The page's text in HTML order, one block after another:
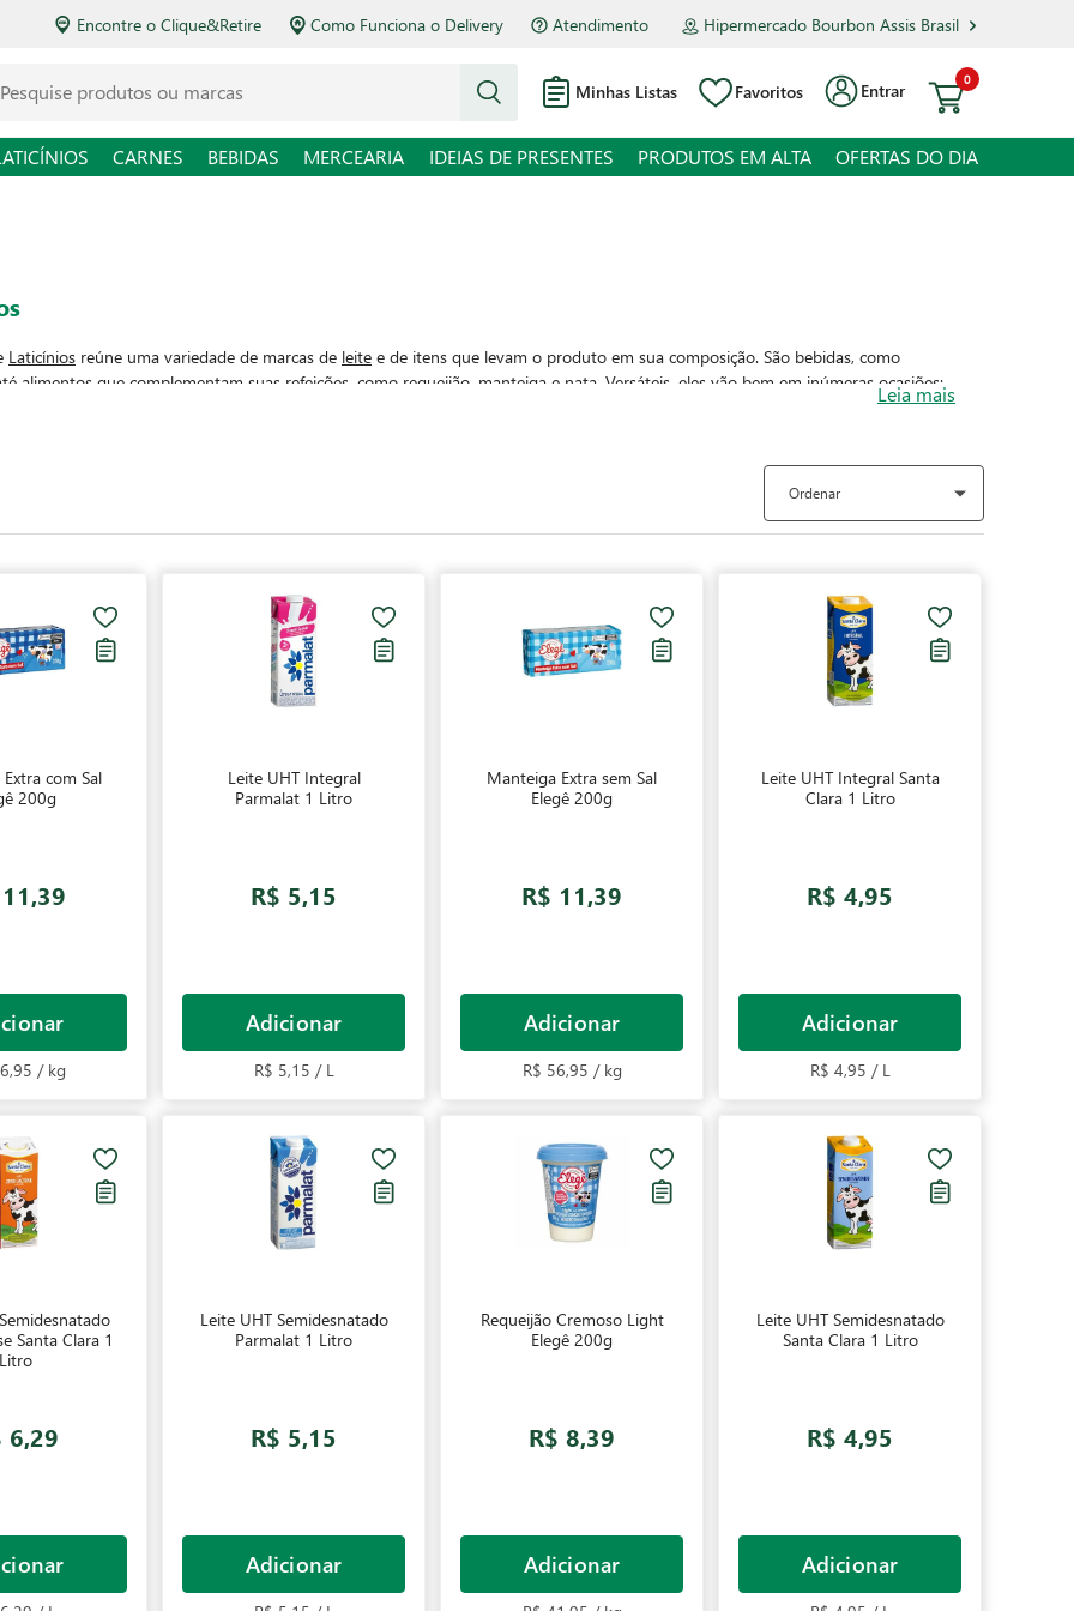
Encontre o Clique&Retire Como Funciona o Delivery Atendimento Hipermercado Bourbon Assis Brasil
Minhas Listas Favoritos Entrar
0
CARNES BEBIDAS MERCEARIA IDEIAS DE PRESENTES PRODUTOS EM ALTA OFERTAS DO DIA
Laticínios reúne uma variedade de marcas de leite e de itens que levam o produto em sua composição. São bebidas, como
alimentos que complementam suas refeições, como requeijão manteiga e nata . Versáteis, eles vão bem em inúmeras ocasiões:
da manhã, em lanches da tarde descontraídos e até nos almoços mais elaborados, repletos de ingredientes de qualidade e de
Leia mais
Ordenar
com Sal
200g
/ kg
Leite UHT Integral
Parmalat 1 Litro
R$ 5,15
Adicionar
R$ 5,15 / L
Manteiga Extra sem Sal
Elegê 200g
R$ 11,39
Adicionar
R$ 56,95 / kg
Leite UHT Integral Santa
Clara 1 Litro
R$ 4,95
Adicionar
R$ 4,95 / L
Santa Clara 1
Litro
6,29
Leite UHT Semidesnatado
Parmalat 1 Litro
R$ 5,15
Adicionar
Requeijão Cremoso Light
Elegê 200g
R$ 8,39
Adicionar
Leite UHT Semidesnatado
Santa Clara 1 Litro
R$ 4,95
Adicionar